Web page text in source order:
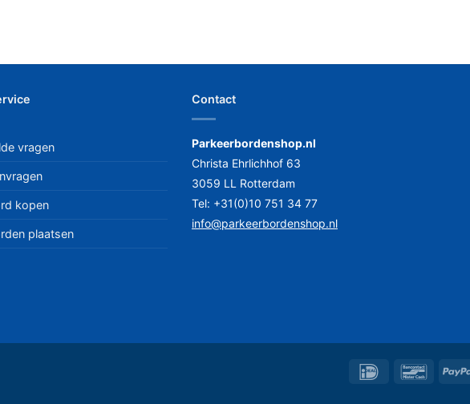
vragen
kopen
plaatsen
Contact
Parkeerbordenshop.nl
Christa Ehrlichhof 63
3059 LL Rotterdam
Tel: +31(0)10 751 34 77
info@parkeerbordenshop.nl
IDeal